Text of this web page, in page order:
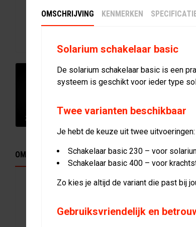
OMSCHRIJVING KENMERKEN SPECIFICATIES
MeRCuRR Solarium Basic
Het MeRCuRR Solarium Basic is een krachtig
OMSCHRIJVING KENMERKEN
Solarium schakelaar basic
De solarium schakelaar basic is een
systeem is geschikt voor ieder type
Twee varianten beschikbaar
Je hebt de keuze uit twee uitvoeringen:
Schakelaar basic 230 – voor
Schakelaar basic 400 – voor
Zo kies je altijd de variant die past bij
Gebruiksvriendelijk en